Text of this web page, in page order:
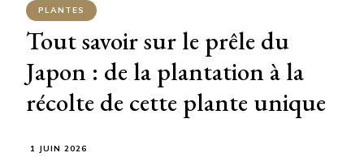
PLANTES
Tout savoir sur le prêle du
Japon : de la plantation à la
récolte de cette plante unique
1 JUIN 2026